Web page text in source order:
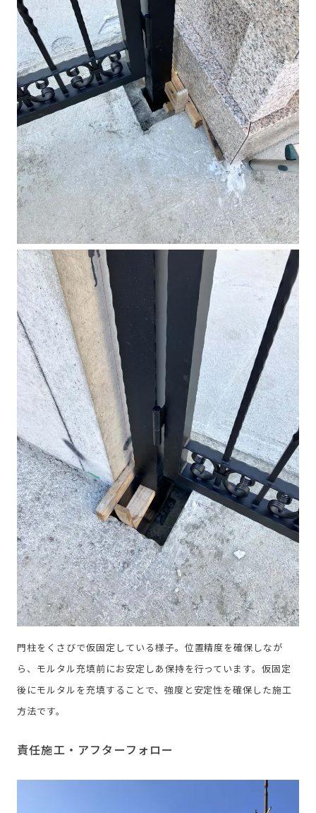
門柱をくさびで仮固定している様子。位置精度を確保しなが
ら、モルタル充填前にお安定しあ保持を行っています。仮固定
後にモルタルを充填することで、強度と安定性を確保した施工
方法です。
責任施工・アフターフォロー